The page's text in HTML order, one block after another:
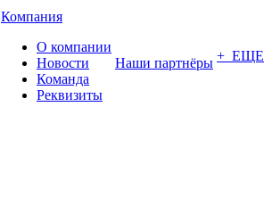
Компания
О компании
Новости
Команда
Реквизиты
Наши партнёры + ЕЩЕ